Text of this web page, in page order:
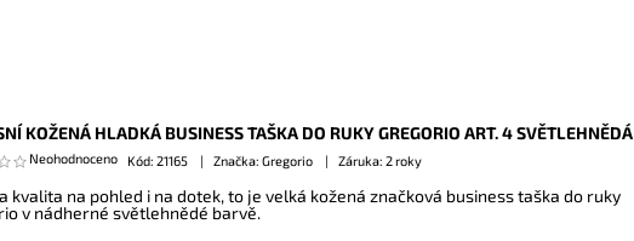
KOŽENÁ HLADKÁ BUSINESS TAŠKA DO RUKY GREGORIO ART. 4 SVĚTLEHNĚDÁ
Neohodnoceno Kód: 21165 Značka: Gregorio Záruka: 2 roky
kvalita na pohled i na dotek, to je velká kožená značková business taška do ruky
v nádherné světlehnědé barvě.